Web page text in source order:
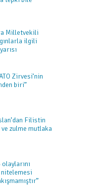
Milletvekili
ilgili
Zirvesi’nin
biri”
Filistin
ve zulme mutlaka
nitelemesi